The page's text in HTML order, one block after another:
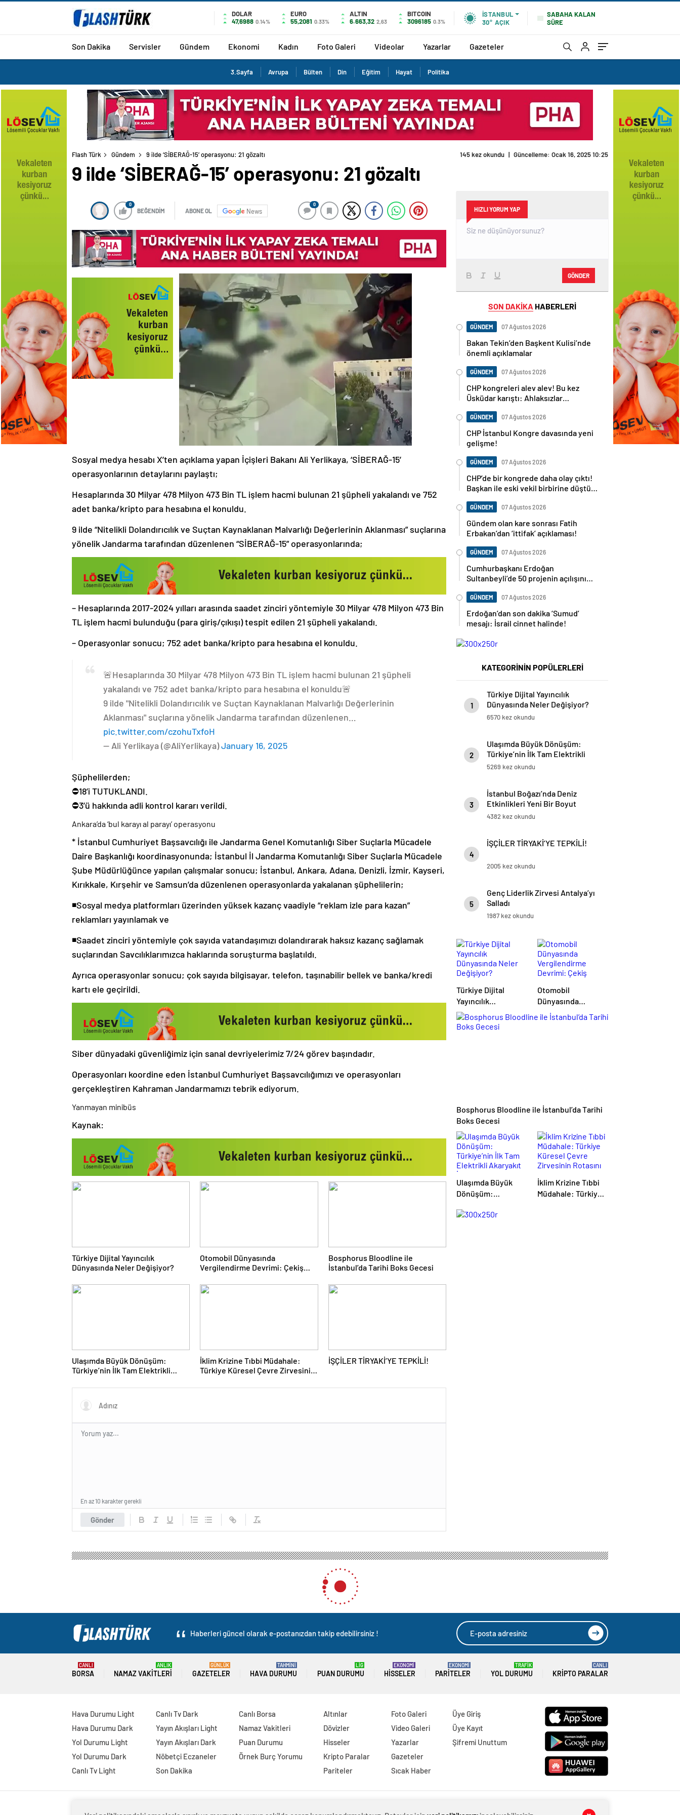
DOLAR
47,6988 0.14%
EURO
55,2081 0.33%
ALTIN
6.663,32 2,63
BITCOIN
3096185 0.3%
İSTANBUL
30° AÇIK
SABAHA KALAN
SÜRE
Son Dakika Servisler Gündem Ekonomi Kadın Foto Galeri Videolar Yazarlar Gazeteler
3.Sayfa Avrupa Bülten Din Eğitim Hayat Politika
Flash Türk Gündem 9 ilde ‘SİBERAĞ-15’ operasyonu: 21 gözaltı 145 kez okundu | Güncelleme: Ocak 16, 2025 10:25
9 ilde ‘SİBERAĞ-15’ operasyonu: 21 gözaltı
0
BEĞENDİM ABONE OL News
0
Sosyal medya hesabı X’ten açıklama yapan İçişleri Bakanı Ali Yerlikaya, ‘SİBERAĞ-15’
operasyonlarının detaylarını paylaştı;
Hesaplarında 30 Milyar 478 Milyon 473 Bin TL işlem hacmi bulunan 21 şüpheli yakalandı ve 752
adet banka/kripto para hesabına el konuldu.
9 ilde “Nitelikli Dolandırıcılık ve Suçtan Kaynaklanan Malvarlığı Değerlerinin Aklanması” suçlarına
yönelik Jandarma tarafından düzenlenen “SİBERAĞ-15” operasyonlarında;
– Hesaplarında 2017-2024 yılları arasında saadet zinciri yöntemiyle 30 Milyar 478 Milyon 473 Bin
TL işlem hacmi bulunduğu (para giriş/çıkışı) tespit edilen 21 şüpheli yakalandı.
– Operasyonlar sonucu; 752 adet banka/kripto para hesabına el konuldu.
🚨Hesaplarında 30 Milyar 478 Milyon 473 Bin TL işlem hacmi bulunan 21 şüpheli
yakalandı ve 752 adet banka/kripto para hesabına el konuldu🚨
9 ilde "Nitelikli Dolandırıcılık ve Suçtan Kaynaklanan Malvarlığı Değerlerinin
Aklanması" suçlarına yönelik Jandarma tarafından düzenlenen…
pic.twitter.com/czohuTxfoH
— Ali Yerlikaya (@AliYerlikaya)January 16, 2025
Şüphelilerden;
⛔18’i TUTUKLANDI.
⛔3’ü hakkında adli kontrol kararı verildi.
Ankara’da ‘bul karayı al parayı’ operasyonu
* İstanbul Cumhuriyet Başsavcılığı ile Jandarma Genel Komutanlığı Siber Suçlarla Mücadele
Daire Başkanlığı koordinasyonunda; İstanbul İl Jandarma Komutanlığı Siber Suçlarla Mücadele
Şube Müdürlüğünce yapılan çalışmalar sonucu; İstanbul, Ankara, Adana, Denizli, İzmir, Kayseri,
Kırıkkale, Kırşehir ve Samsun’da düzenlenen operasyonlarda yakalanan şüphelilerin;
◾️Sosyal medya platformları üzerinden yüksek kazanç vaadiyle “reklam izle para kazan”
reklamları yayınlamak ve
◾️Saadet zinciri yöntemiyle çok sayıda vatandaşımızı dolandırarak haksız kazanç sağlamak
suçlarından Savcılıklarımızca haklarında soruşturma başlatıldı.
Ayrıca operasyonlar sonucu; çok sayıda bilgisayar, telefon, taşınabilir bellek ve banka/kredi
kartı ele geçirildi.
Siber dünyadaki güvenliğimiz için sanal devriyelerimiz 7/24 görev başındadır.
Operasyonları koordine eden İstanbul Cumhuriyet Başsavcılığımızı ve operasyonları
gerçekleştiren Kahraman Jandarmamızı tebrik ediyorum.
Yanmayan minibüs
Kaynak:
Türkiye Dijital Yayıncılık
Dünyasında Neler Değişiyor?
Otomobil Dünyasında
Vergilendirme Devrimi: Çekiş
Bosphorus Bloodline ile
İstanbul’da Tarihi Boks Gecesi
Ulaşımda Büyük Dönüşüm:
Türkiye’nin İlk Tam Elektrikli
İklim Krizine Tıbbi Müdahale:
Türkiye Küresel Çevre Zirvesinin
İŞÇİLER TİRYAKİ’YE TEPKİLİ!
Gönder
En az 10 karakter gerekli
HIZLI YORUM YAP
GÖNDER
SON DAKİKA HABERLERİ
GÜNDEM 07 Ağustos 2026
Bakan Tekin’den Başkent Kulisi’nde
önemli açıklamalar
GÜNDEM 07 Ağustos 2026
CHP kongreleri alev alev! Bu kez
Üsküdar karıştı: Ahlaksızlar…
GÜNDEM 07 Ağustos 2026
CHP İstanbul Kongre davasında yeni
gelişme!
GÜNDEM 07 Ağustos 2026
CHP’de bir kongrede daha olay çıktı!
Başkan ile eski vekil birbirine düştü…
GÜNDEM 07 Ağustos 2026
Gündem olan kare sonrası Fatih
Erbakan’dan ‘ittifak’ açıklaması!
GÜNDEM 07 Ağustos 2026
Cumhurbaşkanı Erdoğan
Sultanbeyli’de 50 projenin açılışını
GÜNDEM 07 Ağustos 2026
Erdoğan’dan son dakika ‘Sumud’
mesajı: İsrail cinnet halinde!
KATEGORİNİN POPÜLERLERİ
1
Türkiye Dijital Yayıncılık
Dünyasında Neler Değişiyor?
6570 kez okundu
2
Ulaşımda Büyük Dönüşüm:
Türkiye’nin İlk Tam Elektrikli
Akaryakıt İstasyonu Deneyimi
5269 kez okundu
3
İstanbul Boğazı’nda Deniz
Etkinlikleri Yeni Bir Boyut
Kazanıyor
4382 kez okundu
4
İŞÇİLER TİRYAKİ’YE TEPKİLİ!
2005 kez okundu
5
Genç Liderlik Zirvesi Antalya’yı
Salladı
1987 kez okundu
Türkiye Dijital
Yayıncılık
Dünyasında Neler
Değişiyor?
Otomobil
Dünyasında
Vergilendirme
Devrimi: Çekiş
Bosphorus Bloodline ile İstanbul’da Tarihi
Boks Gecesi
Ulaşımda Büyük
Dönüşüm:
Elektrikli Akaryakıt
İklim Krizine Tıbbi
Müdahale: Türkiye
Haberleri güncel olarak e-postanızdan takip edebilirsiniz !
BORSA
CANLI
NAMAZ VAKITLERI
ANLIK
GAZETELER
GÜNLÜK
HAVA DURUMU
TAHMİNİ
PUAN DURUMU
LİG
HISSELER
EKONOMİ
PARITELER
EKONOMİ
YOL DURUMU
TRAFİK
KRIPTO PARALAR
CANLI
Hava Durumu Light
Hava Durumu Dark
Yol Durumu Light
Yol Durumu Dark
Canlı Tv Light
Canlı Tv Dark
Yayın Akışları Light
Yayın Akışları Dark
Nöbetçi Eczaneler
Son Dakika
Canlı Borsa
Namaz Vakitleri
Puan Durumu
Örnek Burç Yorumu
Altınlar
Dövizler
Hisseler
Kripto Paralar
Pariteler
Foto Galeri
Video Galeri
Yazarlar
Gazeteler
Sıcak Haber
Üye Giriş
Üye Kayıt
Şifremi Unuttum